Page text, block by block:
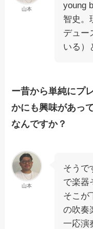
山本
young
智史。
デュー
いる）
ー昔から単純にプ
かにも興味があっ
なんですか？
山本
そうで
で楽器
そこが
の吹奏
一応演